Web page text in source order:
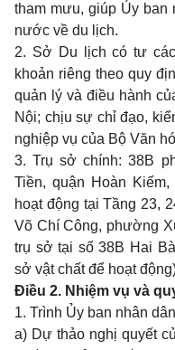
tham mưu, giúp Ủy ban
nước về du lịch.
2. Sở Du lịch có tư
khoản riêng theo quy
quản lý và điều hành
Nội; chịu sự chỉ đạo,
nghiệp vụ của Bộ Văn
3. Trụ sở chính: 38B
Tiền, quận Hoàn
hoạt động tại Tầng 23,
Võ Chí Công, phường
trụ sở tại số 38B Hai
sở vật chất để hoạt
Điều 2. Nhiệm vụ và
1. Trình Ủy ban nhân
a) Dự thảo nghị quyết